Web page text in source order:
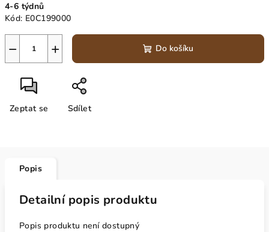
cena:
4-6 týdnů
Kód: E0C199000
+
− Do košíku
Zeptat se Sdílet
Popis
Detailní popis produktu
Popis produktu není dostupný